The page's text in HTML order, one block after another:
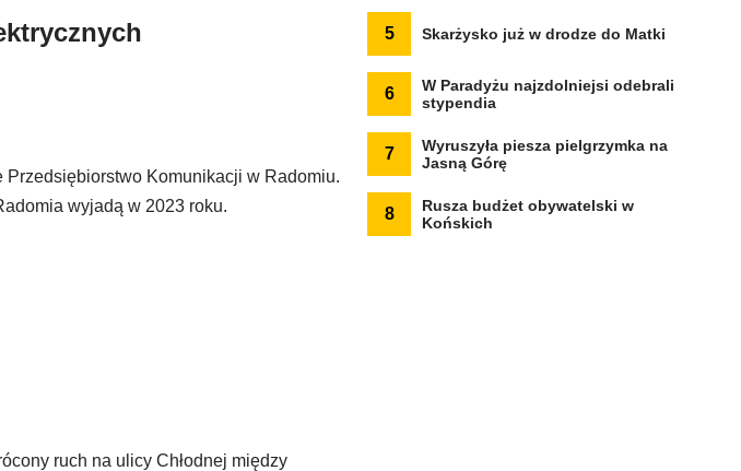
Przedsiębiorstwo Komunikacji w Radomiu.
wyjadą w 2023 roku.
ruch na ulicy Chłodnej między
5 Skarżysko już w drodze do Matki
6
W Paradyżu najzdolniejsi odebrali
stypendia
7
Wyruszyła piesza pielgrzymka na
Jasną Górę
8
Rusza budżet obywatelski w
Końskich